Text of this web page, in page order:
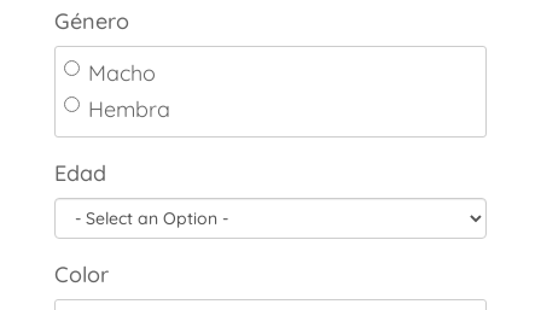
Género
Macho
Hembra
Edad
Color